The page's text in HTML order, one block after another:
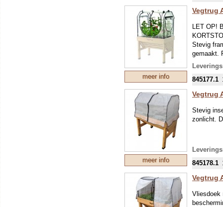
Wij
meer info
Vegtrug
LET OP!
Stevig
gemaakt.
845177.1
meer info
Vegtrug
Stevig
zonlicht.
845178.1
Vegtrug
Vliesdoek